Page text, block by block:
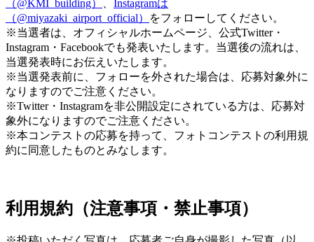
（@KMI_building）
Instagramは
（@miyazaki_airport_official）
をフォローしてください。
※当選者は、オフィシャルホームページ、公式Twitter・
Instagram・Facebookでも発表いたします。当選後の流れは、
当選発表時にお伝えいたします。
※当選発表前に、フォローを外された場合は、応募対象外に
なりますのでご注意ください。
※Twitter・Instagramを非公開設定にされている方は、応募対
象外になりますのでご注意ください。
※本コンテストの応募を持って、フォトコンテストの利用規
約に同意したものとみなします。
利用規約（注意事項・禁止事項）